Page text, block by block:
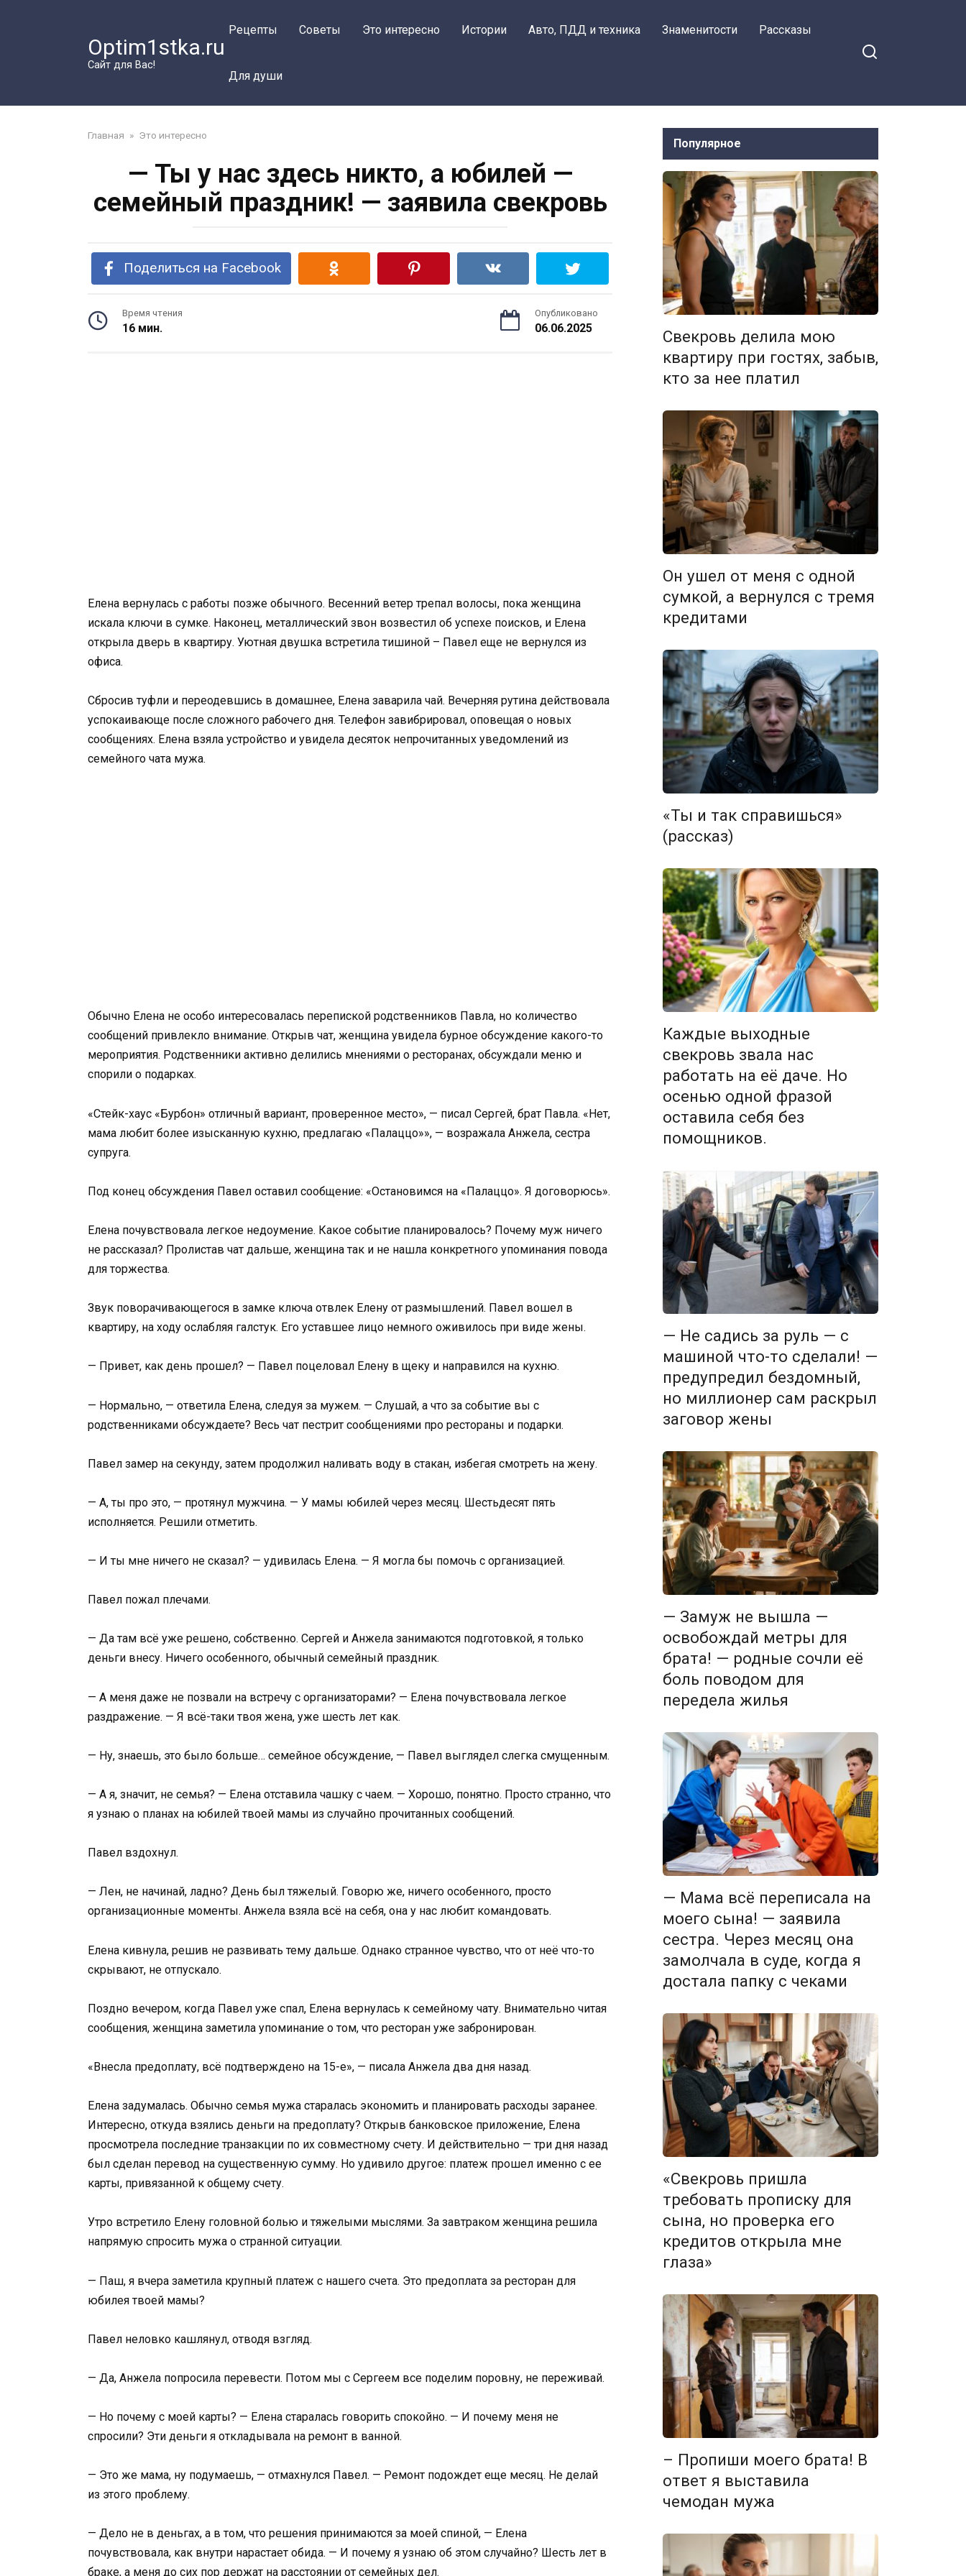
Optim1stka.ru
Сайт для Вас!
Рецепты Советы Это интересно Истории Авто, ПДД и техника Знаменитости Рассказы
Для души
Главная » Это интересно
— Ты у нас здесь никто, а юбилей —
семейный праздник! — заявила свекровь
Поделиться на Facebook
Время чтения
16 мин.
Опубликовано
06.06.2025
Елена вернулась с работы позже обычного. Весенний ветер трепал волосы, пока женщина
искала ключи в сумке. Наконец, металлический звон возвестил об успехе поисков, и Елена
открыла дверь в квартиру. Уютная двушка встретила тишиной – Павел еще не вернулся из
офиса.
Сбросив туфли и переодевшись в домашнее, Елена заварила чай. Вечерняя рутина действовала
успокаивающе после сложного рабочего дня. Телефон завибрировал, оповещая о новых
сообщениях. Елена взяла устройство и увидела десяток непрочитанных уведомлений из
семейного чата мужа.
Обычно Елена не особо интересовалась перепиской родственников Павла, но количество
сообщений привлекло внимание. Открыв чат, женщина увидела бурное обсуждение какого-то
мероприятия. Родственники активно делились мнениями о ресторанах, обсуждали меню и
спорили о подарках.
«Стейк-хаус «Бурбон» отличный вариант, проверенное место», — писал Сергей, брат Павла. «Нет,
мама любит более изысканную кухню, предлагаю «Палаццо»», — возражала Анжела, сестра
супруга.
Под конец обсуждения Павел оставил сообщение: «Остановимся на «Палаццо». Я договорюсь».
Елена почувствовала легкое недоумение. Какое событие планировалось? Почему муж ничего
не рассказал? Пролистав чат дальше, женщина так и не нашла конкретного упоминания повода
для торжества.
Звук поворачивающегося в замке ключа отвлек Елену от размышлений. Павел вошел в
квартиру, на ходу ослабляя галстук. Его уставшее лицо немного оживилось при виде жены.
— Привет, как день прошел? — Павел поцеловал Елену в щеку и направился на кухню.
— Нормально, — ответила Елена, следуя за мужем. — Слушай, а что за событие вы с
родственниками обсуждаете? Весь чат пестрит сообщениями про рестораны и подарки.
Павел замер на секунду, затем продолжил наливать воду в стакан, избегая смотреть на жену.
— А, ты про это, — протянул мужчина. — У мамы юбилей через месяц. Шестьдесят пять
исполняется. Решили отметить.
— И ты мне ничего не сказал? — удивилась Елена. — Я могла бы помочь с организацией.
Павел пожал плечами.
— Да там всё уже решено, собственно. Сергей и Анжела занимаются подготовкой, я только
деньги внесу. Ничего особенного, обычный семейный праздник.
— А меня даже не позвали на встречу с организаторами? — Елена почувствовала легкое
раздражение. — Я всё-таки твоя жена, уже шесть лет как.
— Ну, знаешь, это было больше… семейное обсуждение, — Павел выглядел слегка смущенным.
— А я, значит, не семья? — Елена отставила чашку с чаем. — Хорошо, понятно. Просто странно, что
я узнаю о планах на юбилей твоей мамы из случайно прочитанных сообщений.
Павел вздохнул.
— Лен, не начинай, ладно? День был тяжелый. Говорю же, ничего особенного, просто
организационные моменты. Анжела взяла всё на себя, она у нас любит командовать.
Елена кивнула, решив не развивать тему дальше. Однако странное чувство, что от неё что-то
скрывают, не отпускало.
Поздно вечером, когда Павел уже спал, Елена вернулась к семейному чату. Внимательно читая
сообщения, женщина заметила упоминание о том, что ресторан уже забронирован.
«Внесла предоплату, всё подтверждено на 15-е», — писала Анжела два дня назад.
Елена задумалась. Обычно семья мужа старалась экономить и планировать расходы заранее.
Интересно, откуда взялись деньги на предоплату? Открыв банковское приложение, Елена
просмотрела последние транзакции по их совместному счету. И действительно — три дня назад
был сделан перевод на существенную сумму. Но удивило другое: платеж прошел именно с ее
карты, привязанной к общему счету.
Утро встретило Елену головной болью и тяжелыми мыслями. За завтраком женщина решила
напрямую спросить мужа о странной ситуации.
— Паш, я вчера заметила крупный платеж с нашего счета. Это предоплата за ресторан для
юбилея твоей мамы?
Павел неловко кашлянул, отводя взгляд.
— Да, Анжела попросила перевести. Потом мы с Сергеем все поделим поровну, не переживай.
— Но почему с моей карты? — Елена старалась говорить спокойно. — И почему меня не
спросили? Эти деньги я откладывала на ремонт в ванной.
— Это же мама, ну подумаешь, — отмахнулся Павел. — Ремонт подождет еще месяц. Не делай
из этого проблему.
— Дело не в деньгах, а в том, что решения принимаются за моей спиной, — Елена
почувствовала, как внутри нарастает обида. — И почему я узнаю об этом случайно? Шесть лет в
браке, а меня до сих пор держат на расстоянии от семейных дел.
Популярное
Свекровь делила мою
квартиру при гостях, забыв,
кто за нее платил
Он ушел от меня с одной
сумкой, а вернулся с тремя
кредитами
«Ты и так справишься»
(рассказ)
Каждые выходные
свекровь звала нас
работать на её даче. Но
осенью одной фразой
оставила себя без
помощников.
— Не садись за руль — с
машиной что-то сделали! —
предупредил бездомный,
но миллионер сам раскрыл
заговор жены
— Замуж не вышла —
освобождай метры для
брата! — родные сочли её
боль поводом для
передела жилья
— Мама всё переписала на
моего сына! — заявила
сестра. Через месяц она
замолчала в суде, когда я
достала папку с чеками
«Свекровь пришла
требовать прописку для
сына, но проверка его
кредитов открыла мне
глаза»
– Пропиши моего брата! В
ответ я выставила
чемодан мужа